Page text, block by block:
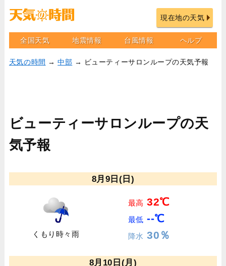
現在地の天気
全国天気 地震情報 台風情報 ヘルプ
天気の時間 →中部 → ビューティーサロンループの天気予報
ビューティーサロンループの天
気予報
8月9日(日)
くもり時々雨
最高 32℃
最低 --℃
降水 30％
8月10日(月)